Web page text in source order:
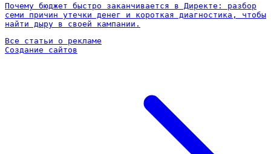
Почему бюджет быстро заканчивается в Директе: разбор
семи причин утечки денег и короткая диагностика, чтобы
найти дыру в своей кампании.
Все статьи о рекламе
Создание сайтов